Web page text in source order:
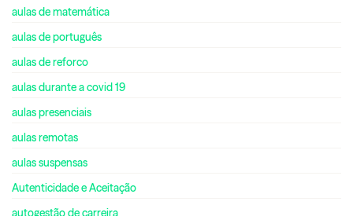
aulas de matemática
aulas de português
aulas de reforco
aulas durante a covid 19
aulas presenciais
aulas remotas
aulas suspensas
Autenticidade e Aceitação
autogestão de carreira